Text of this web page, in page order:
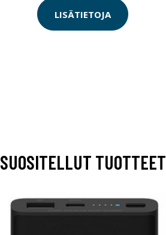
LISÄTIETOJA
SUOSITELLUT TUOTTEET